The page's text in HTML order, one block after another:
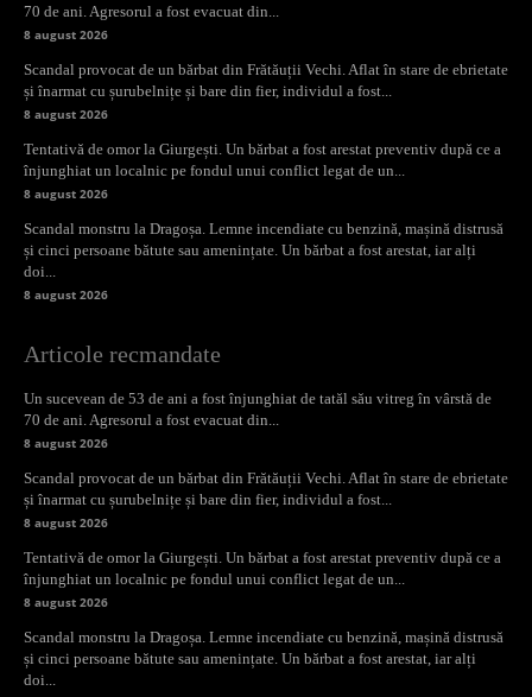
70 de ani. Agresorul a fost evacuat din...
8 august 2026
Scandal provocat de un bărbat din Frătăuții Vechi. Aflat în stare de ebrietate
și înarmat cu șurubelnițe și bare din fier, individul a fost...
8 august 2026
Tentativă de omor la Giurgești. Un bărbat a fost arestat preventiv după ce a
înjunghiat un localnic pe fondul unui conflict legat de un...
8 august 2026
Scandal monstru la Dragoșa. Lemne incendiate cu benzină, mașină distrusă
și cinci persoane bătute sau amenințate. Un bărbat a fost arestat, iar alți
doi...
8 august 2026
Articole recmandate
Un sucevean de 53 de ani a fost înjunghiat de tatăl său vitreg în vârstă de
70 de ani. Agresorul a fost evacuat din...
8 august 2026
Scandal provocat de un bărbat din Frătăuții Vechi. Aflat în stare de ebrietate
și înarmat cu șurubelnițe și bare din fier, individul a fost...
8 august 2026
Tentativă de omor la Giurgești. Un bărbat a fost arestat preventiv după ce a
înjunghiat un localnic pe fondul unui conflict legat de un...
8 august 2026
Scandal monstru la Dragoșa. Lemne incendiate cu benzină, mașină distrusă
și cinci persoane bătute sau amenințate. Un bărbat a fost arestat, iar alți
doi...